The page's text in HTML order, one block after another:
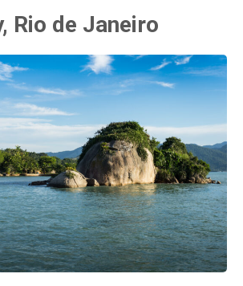
Rio de Janeiro